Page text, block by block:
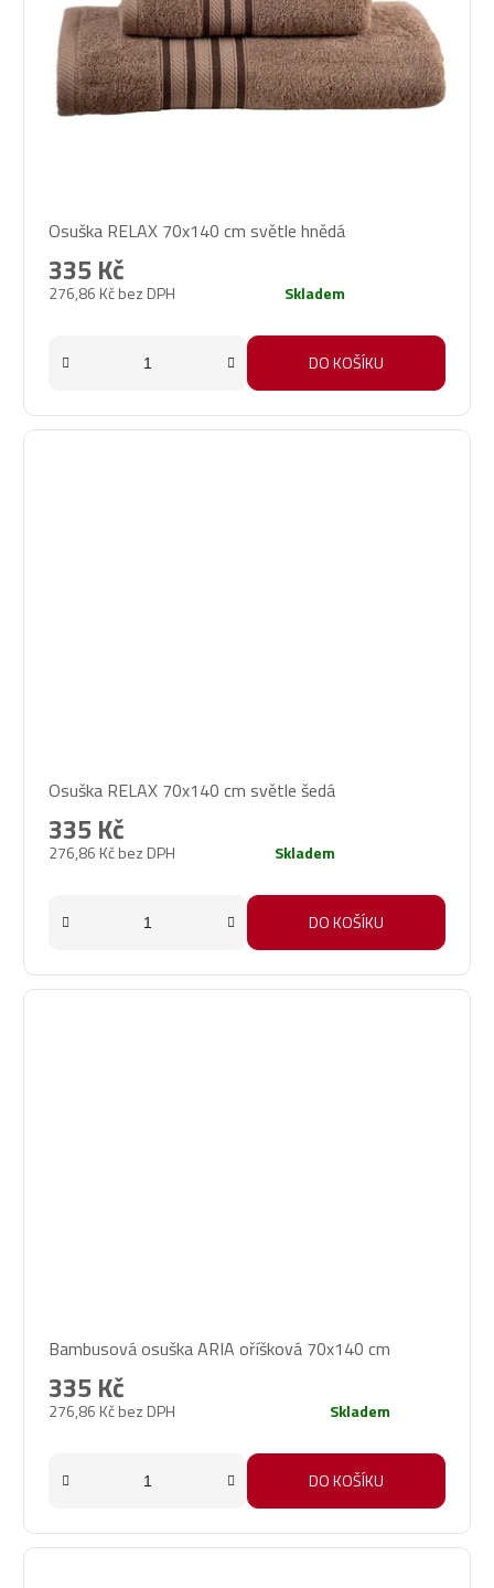
Osuška RELAX 70x140 cm světle hnědá
276,86 Kč bez DPH
335 Kč
Skladem
DO KOŠÍKU
Osuška RELAX 70x140 cm světle šedá
276,86 Kč bez DPH
335 Kč
Skladem
DO KOŠÍKU
Bambusová osuška ARIA oříšková 70x140 cm
276,86 Kč bez DPH
335 Kč
Skladem
DO KOŠÍKU